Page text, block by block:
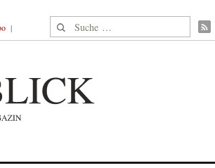
Suche nach: